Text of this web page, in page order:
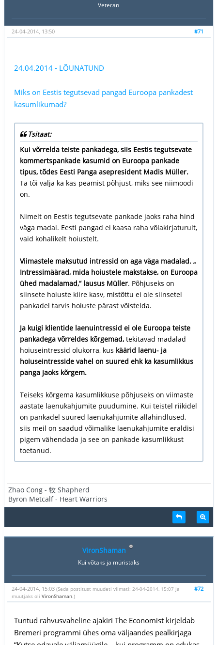
Veteran
#71
24-04-2014, 13:50
24.04.2014 - LÕUNATUND
Miks on Eestis tegutsevad pangad Euroopa pankadest
kasumlikumad?
Tsitaat:
Kui võrrelda teiste pankadega, siis Eestis tegutsevate
kommertspankade kasumid on Euroopa pankade
tipus, tõdes Eesti Panga asepresident Madis Müller.
Ta tõi välja ka kas peamist põhjust, miks see niimoodi
on.
Nimelt on Eestis tegutsevate pankade jaoks raha hind
väga madal. Eesti pangad ei kaasa raha võlakirjaturult,
vaid kohalikelt hoiustelt.
Viimastele maksutud intressid on aga väga madalad. „
Intressimäärad, mida hoiustele makstakse, on Euroopa
ühed madalamad,“ lausus Müller. Põhjuseks on
siinsete hoiuste kiire kasv, mistõttu ei ole siinsetel
pankadel tarvis hoiuste pärast võistelda.
Ja kuigi klientide laenuintressid ei ole Euroopa teiste
pankadega võrreldes kõrgemad,tekitavad madalad
hoiuseintressid olukorra, kus käärid laenu- ja
hoiuseintresside vahel on suured ehk ka kasumlikkus
panga jaoks kõrgem.
Teiseks kõrgema kasumlikkuse põhjuseks on viimaste
aastate laenukahjumite puudumine. Kui teistel riikidel
on pankadel suured laenukahjumite allahindlused,
siis meil on saadud võimalike laenukahjumite eraldisi
pigem vähendada ja see on pankade kasumlikkust
toetanud.
Zhao Cong - 牧 Shapherd
Byron Metcalf - Heart Warriors
VironShaman
Kui võtaks ja müristaks
#72
24-04-2014, 15:03 (Seda postitust muudeti viimati: 24-04-2014, 15:07 ja
muutjaks oli VironShaman.)
Tuntud rahvusvaheline ajakiri The Economist kirjeldab
Bremeri programmi ühes oma väljaandes pealkirjaga